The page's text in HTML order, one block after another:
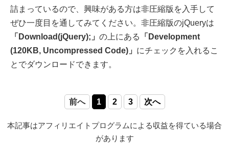
詰まっているので、興味がある方は非圧縮版を入手して
ぜひ一度目を通してみてください。非圧縮版のjQueryは
「Download(jQuery);」 の上にある
「Development
(120KB, Uncompressed Code)」 にチェックを入れるこ
とでダウンロードできます。
前へ 1 2 3 次へ
本記事はアフィリエイトプログラムによる収益を得ている場合
があります